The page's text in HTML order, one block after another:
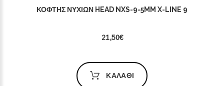
ΚΌΦΤΗΣ ΝΥΧΙΏΝ HEAD NXS-9-5MM X-LINE 9
21,50€
ΚΑΛΆΘΙ